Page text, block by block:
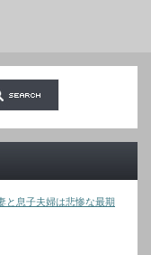
と息子夫婦は悲惨な最期